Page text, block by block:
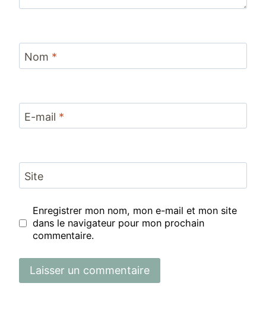
Nom *
E-mail *
Site
Enregistrer mon nom, mon e-mail et mon site
dans le navigateur pour mon prochain
commentaire.